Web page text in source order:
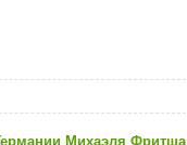
Михаэля Фритша